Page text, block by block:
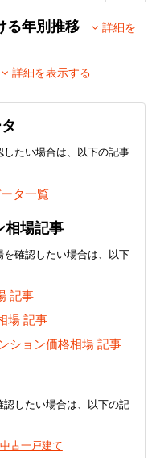
る年別推移
詳細を
詳細を表示する
たい場合は、以下の記事
タ一覧
相場記事
確認したい場合は、以下
記事
場 記事
ション価格相場 記事
したい場合は、以下の記
中古一戸建て